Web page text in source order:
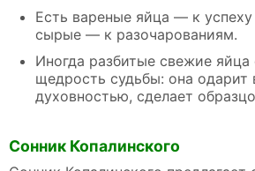
Есть вареные яйца — к
сырые — к разочарованиям.
Иногда разбитые свежие
щедрость судьбы: она одарит
духовностью, сделает
Сонник Копалинского